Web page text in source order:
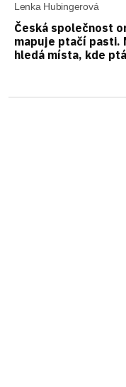
Lenka Hubingerová
Česká společnost
mapuje ptačí pasti.
hledá místa, kde